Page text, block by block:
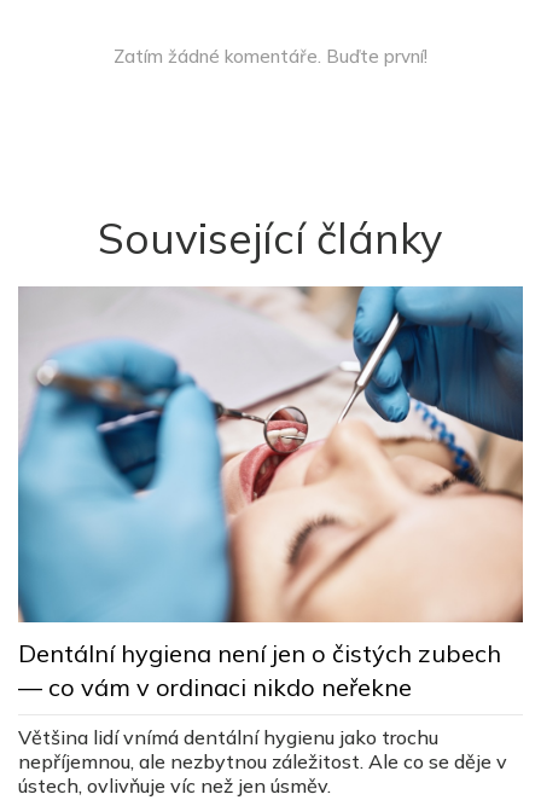
Zatím žádné komentáře. Buďte první!
Související články
Dentální hygiena není jen o čistých zubech
— co vám v ordinaci nikdo neřekne
Většina lidí vnímá dentální hygienu jako trochu
nepříjemnou, ale nezbytnou záležitost. Ale co se děje v
ústech, ovlivňuje víc než jen úsměv.